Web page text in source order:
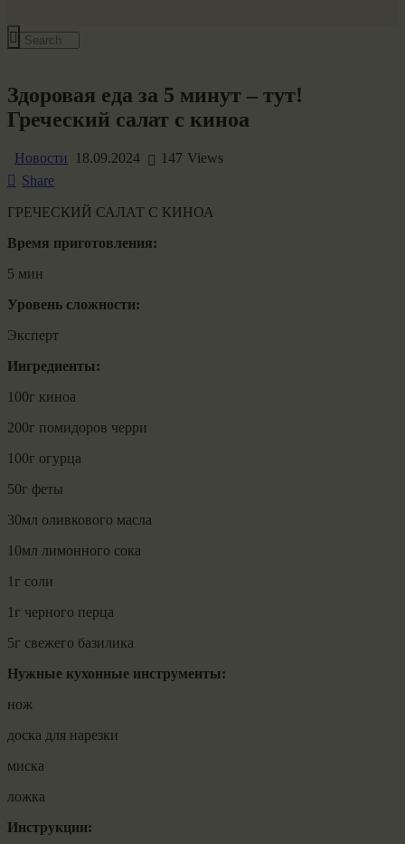
Здоровая еда за 5 минут – тут!
Греческий салат с киноа
Новости 18.09.2024 147 Views
Share
ГРЕЧЕСКИЙ САЛАТ С КИНОА
Время приготовления:
5 мин
Уровень сложности:
Эксперт
Ингредиенты:
100г киноа
200г помидоров черри
100г огурца
50г феты
30мл оливкового масла
10мл лимонного сока
1г соли
1г черного перца
5г свежего базилика
Нужные кухонные инструменты:
нож
доска для нарезки
миска
ложка
Инструкции: